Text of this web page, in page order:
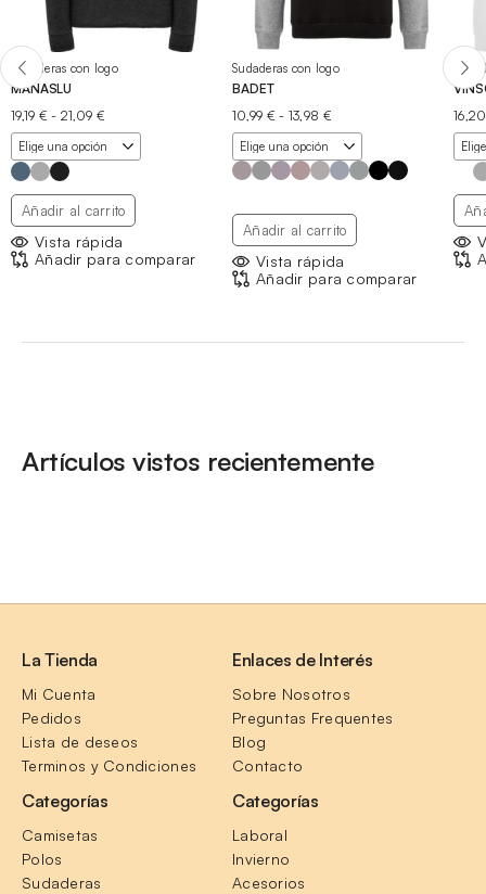
Sudaderas con logo
MANASLU
19,19 € - 21,09 €Rango
de
precios:
desde
hasta
21,09 €
Añadir al carrito
Vista rápida
Añadir para comparar
Sudaderas con logo
BADET
10,99 € - 13,98 €Rango
de
precios:
desde
10,99 €
13,98 €
Añadir al carrito
Vista rápida
Añadir para comparar
Artículos vistos recientemente
La Tienda
Mi Cuenta
Pedidos
Lista de deseos
Terminos y Condiciones
Enlaces de Interés
Sobre Nosotros
Preguntas Frequentes
Blog
Contacto
Categorías
Camisetas
Polos
Sudaderas
Categorías
Laboral
Invierno
Acesorios